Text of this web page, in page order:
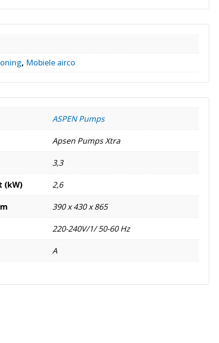
, Mobiele airco
ASPEN Pumps
Apsen Pumps Xtra
3,3
(kW) 2,6
390 x 430 x 865
220-240V/1/ 50-60 Hz
A